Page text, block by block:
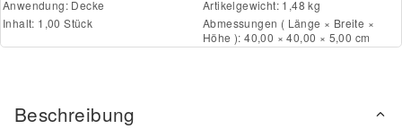
Anwendung: Decke
Artikelgewicht: 1,48 kg
Inhalt: 1,00 Stück
Abmessungen ( Länge × Breite ×
Höhe ): 40,00 × 40,00 × 5,00 cm
Beschreibung